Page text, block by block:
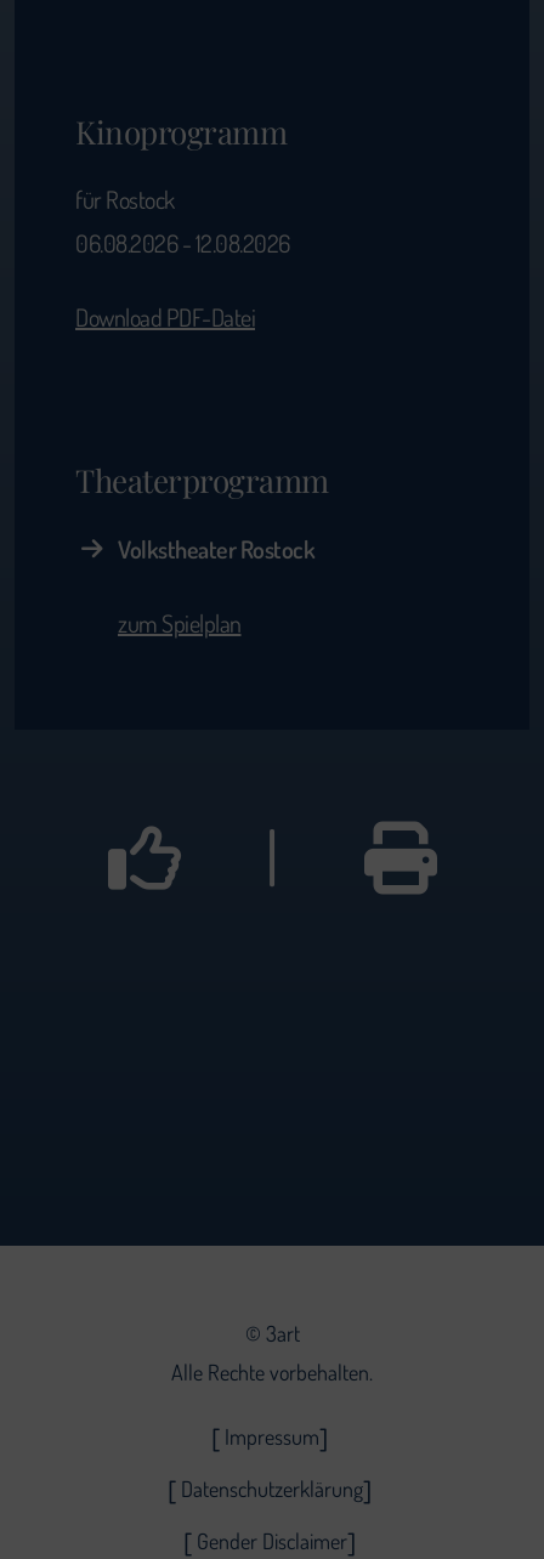
Kinoprogramm
für Rostock
06.08.2026 - 12.08.2026
Download PDF-Datei
Theaterprogramm
Volkstheater Rostock
zum Spielplan
|
© 3art
Alle Rechte vorbehalten.
Impressum
Datenschutzerklärung
Gender Disclaimer